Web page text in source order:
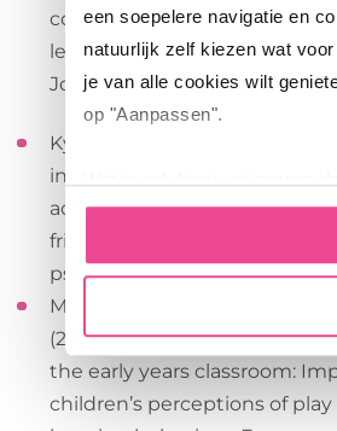
een soepelere navigatie en
natuurlijk zelf kiezen wat
je van alle cookies wilt
op "Aanpassen".
comparison of play ranging
leikkipuisto (Play Parks) in
Journal of Play, 7(1), 27-40.
Kyttä, M. (2004). The extent of
independent mobility and
actualized affordances as
friendly environments.
psychology, 24(2), 179-198.
McInnes, K., Howard, J.,
(2013). The nature of
the early years classroom:
children’s perceptions of